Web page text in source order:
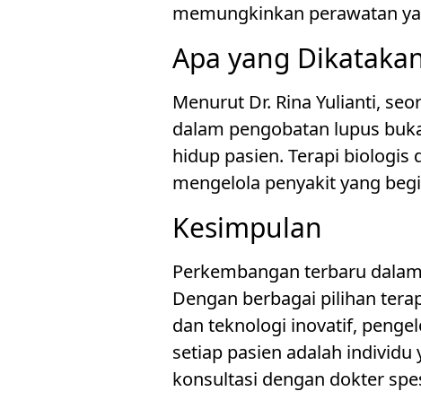
memungkinkan perawatan
Apa yang
Menurut Dr. Rina Yulianti,
dalam pengobatan lupus
hidup pasien. Terapi
mengelola penyakit yang
Kesimpulan
Perkembangan terbaru
Dengan berbagai pilihan
dan teknologi inovatif,
setiap pasien adalah
konsultasi dengan dokter